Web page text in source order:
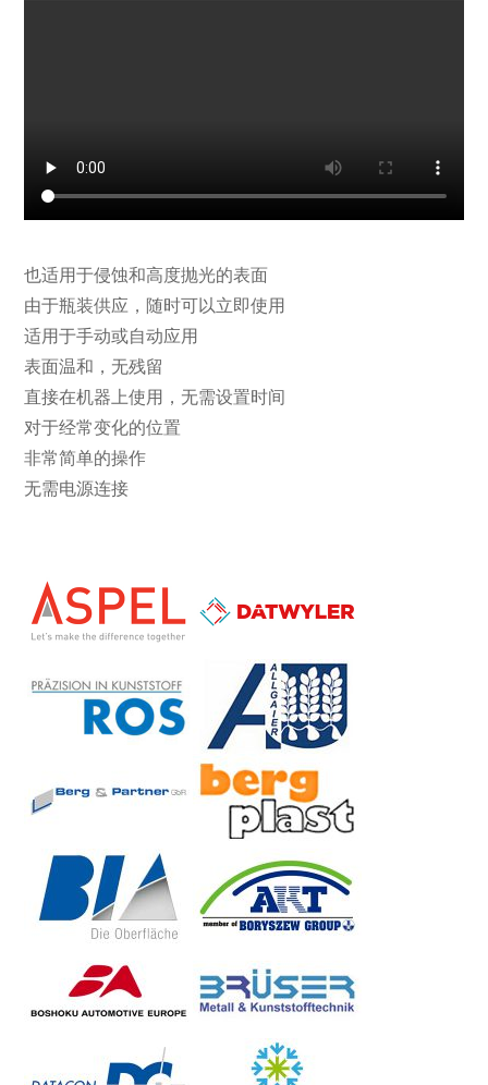
也适用于侵蚀和高度抛光的表面
由于瓶装供应，随时可以立即使用
适用于手动或自动应用
表面温和，无残留
直接在机器上使用，无需设置时间
对于经常变化的位置
非常简单的操作
无需电源连接